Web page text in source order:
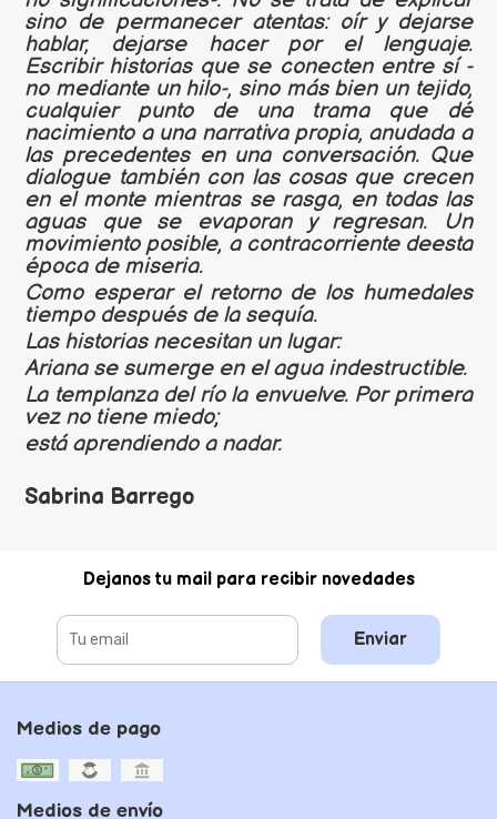
sino de permanecer atentas: oír y dejarse
hablar, dejarse hacer por el lenguaje.
Escribir historias que se conecten entre sí -
no mediante un hilo-, sino más bien un tejido,
cualquier punto de una trama que dé
nacimiento a una narrativa propia, anudada a
las precedentes en una conversación. Que
dialogue también con las cosas que crecen
en el monte mientras se rasga, en todas las
aguas que se evaporan y regresan. Un
movimiento posible, a contracorriente deesta
época de miseria.
Como esperar el retorno de los humedales
tiempo después de la sequía.
Las historias necesitan un lugar:
Ariana se sumerge en el agua indestructible.
La templanza del río la envuelve. Por primera
vez no tiene miedo;
está aprendiendo a nadar.
Sabrina Barrego
Dejanos tu mail para recibir novedades
Enviar
Medios de pago
Medios de envío